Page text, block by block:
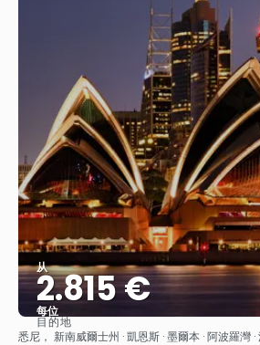
从
2.815 €
每位
查看
目的地
悉尼， 新南威爾士州 · 凱恩斯 · 墨爾本 · 阿波羅灣